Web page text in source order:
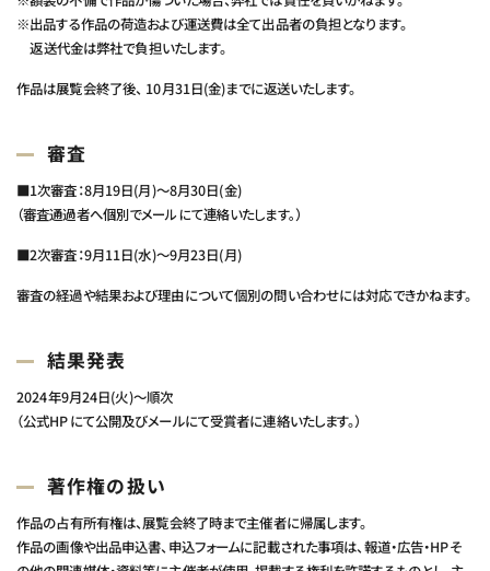
※出品する作品の荷造および運送費は全て出品者の負担となります。
返送代金は弊社で負担いたします。
作品は展覧会終了後、 10月31日(金)までに返送いたします。
審査
■1次審査：8月19日(月)～8月30日(金)
（審査通過者へ個別でメールにて連絡いたします。）
■2次審査：9月11日(水)～9月23日(月)
審査の経過や結果および理由について個別の問い合わせには対応できかねます。
結果発表
2024年9月24日(火)～順次
（公式HPにて公開及びメールにて受賞者に連絡いたします。）
著作権の扱い
作品の占有所有権は、展覧会終了時まで主催者に帰属します。
作品の画像や出品申込書、申込フォームに記載された事項は、報道・広告・HPそ